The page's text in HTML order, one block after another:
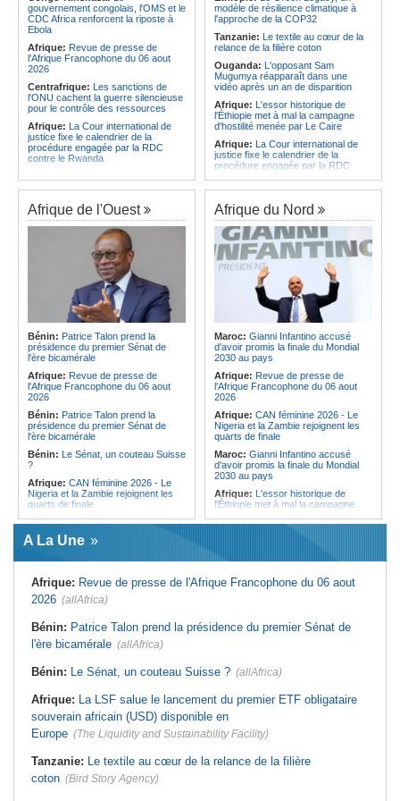
CAF - L'Espérance exemptée au
premier tour, le Club Africain hérite
du Djoliba AC
Afrique: Un consortium européen
développe un modèle de production
novateur pour les ingrédients
opportunité pour le pays
des services touristiques démarre
ce jeudi
Angola:Jiu-jitsu - Le pays
décroche une troisième médaille à
gouvernement congolais, l'OMS et le
CDC Africa renforcent la riposte à
Ebola
Afrique: Revue de presse de
l'Afrique Francophone du 06 aout
2026
Centrafrique: Les sanctions de
l'ONU cachent la guerre silencieuse
pour le contrôle des ressources
Afrique: La Cour international de
justice fixe le calendrier de la
procédure engagée par la RDC
contre le Rwanda
Congo-Kinshasa:Plan stratégique
triennal 2026-2028 - L'IGF place la
digitalisation au coeur des réformes
Congo-Kinshasa:RDC - Félix
Tshisekedi place le CEFOCK au
coeur de bataille de l'appropriation
du Génocost !
Congo-Kinshasa: Matadi - Le
Kongo Central lance la campagne
de sensibilisation au deuxième
Recensement général de la
population et de l'habitat
Congo-Kinshasa: Le VPM Shabani
remet aux organisations politiques la
directive ministérielle de l'année
politique 2026
Congo-Kinshasa:Gratien de
Saint-Nicolas Iracan - « Je ne
soutiendrai jamais un dialogue
destiné au partage du pouvoir ou à
la légitimation des groupes armés »
modèle de résilience climatique à
l'approche de la COP32
Tanzanie: Le textile au cœur de la
relance de la filière coton
Ouganda: L'opposant Sam
Mugumya réapparaît dans une
vidéo après un an de disparition
Afrique: L'essor historique de
l'Éthiopie met à mal la campagne
d'hostilité menée par Le Caire
Afrique: La Cour international de
justice fixe le calendrier de la
procédure engagée par la RDC
Ethiopie:Addis-Abeba - L'église
d'Afrique lance officiellement son
'cheminement' vers la grande
Assemblée de 2028
Afrique de l'Est: Le pari du régime
érythréen - Pousser le Tigray vers
une zone tampon dans le cadre
d'une nouvelle guerre par
procuration
Ethiopie:Le Premier ministre Abiy
inaugure le nouveau terminal de
l'aéroport international de Bahir Dar
Afrique:La Croix-Rouge
éthiopienne appelle à une
mobilisation accrue des ressources
locales en Afrique
Afrique de l'Est:
les moyens, entraver la coopération
équitable par tous les moyens
Afrique de l'Ouest
Bénin: Patrice Talon prend la
présidence du premier Sénat de
l'ère bicamérale
Afrique: Revue de presse de
l'Afrique Francophone du 06 aout
2026
Bénin: Patrice Talon prend la
présidence du premier Sénat de
l'ère bicamérale
Bénin: Le Sénat, un couteau Suisse
?
Afrique: CAN féminine 2026 - Le
Nigeria et la Zambie rejoignent les
quarts de finale
Afrique:Le continent, plaque
tournante des faux ordres de
virement
Mali:Achat d'un avion présidentiel -
condamnation de l'ex-ministre de
l'Économie
France la restitution du crâne de
Bokar Biro et de trois de ses
proches
premier président
l'environnement - La Roots Wild
Foundation distinguée au Grand Prix
Nelson Mandela
Afrique du Nord
Maroc: Gianni Infantino accusé
d'avoir promis la finale du Mondial
2030 au pays
Afrique: Revue de presse de
l'Afrique Francophone du 06 aout
2026
Afrique: CAN féminine 2026 - Le
Nigeria et la Zambie rejoignent les
quarts de finale
Maroc: Gianni Infantino accusé
d'avoir promis la finale du Mondial
2030 au pays
Afrique: L'essor historique de
l'Éthiopie met à mal la campagne
blessés dans un grave accident de
calcinée à Moknine après le
rétablissement du courant
premier tour, le Club Africain hérite
Tunisie:Crise sanitaire au pays -
incontrôlable d'Ebola
A La Une
Afrique: Revue de presse de l'Afrique Francophone du 06 aout
2026 (allAfrica)
Bénin: Patrice Talon prend la présidence du premier Sénat de
l'ère bicamérale (allAfrica)
Bénin: Le Sénat, un couteau Suisse ? (allAfrica)
Afrique: La LSF salue le lancement du premier ETF obligataire
souverain africain (USD) disponible en
Europe (The Liquidity and Sustainability Facility)
Tanzanie: Le textile au cœur de la relance de la filière
coton (Bird Story Agency)